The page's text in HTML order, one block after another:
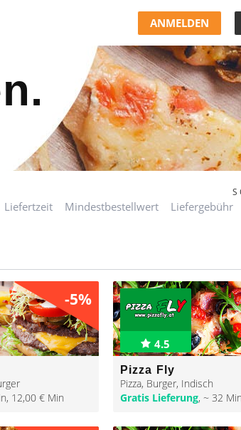
ANMELDEN
Liefergebühr
Mindestbestellwert
Liefertzeit
-5%
, 12,00 € Min
4.5
Pizza Fly
Pizza, Burger, Indisch
Gratis Lieferung, ~ 32 Min